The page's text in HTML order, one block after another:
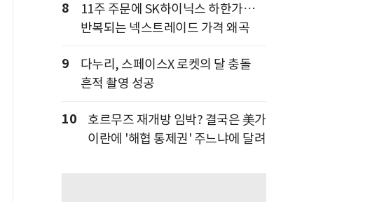
8
11주 주문에 SK하이닉스 하한가…
반복되는 넥스트레이드 가격 왜곡
9
다누리, 스페이스X 로켓의 달 충돌
흔적 촬영 성공
10
호르무즈 재개방 임박? 결국은 美가
이란에 '해협 통제권' 주느냐에 달려